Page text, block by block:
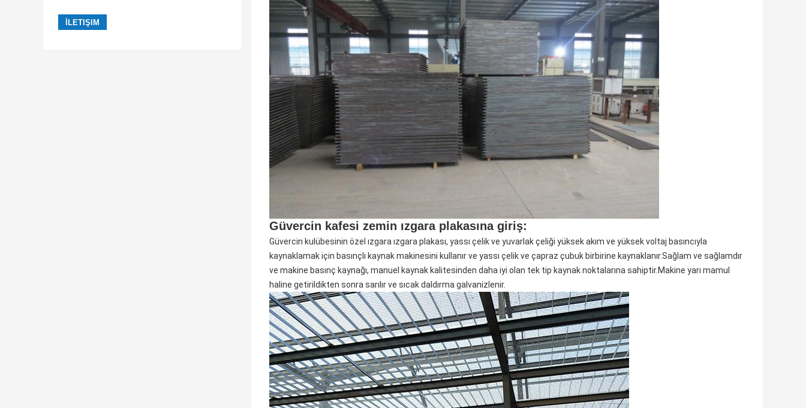
Güvercin kafesi zemin ızgara plakasına giriş:
Güvercin kulübesinin özel ızgara ızgara plakası, yassı çelik ve yuvarlak çeliği yüksek akım ve yüksek voltaj basıncıyla
kaynaklamak için basınçlı kaynak makinesini kullanır ve yassı çelik ve çapraz çubuk birbirine kaynaklanır.Sağlam ve sağlamdır
ve makine basınç kaynağı, manuel kaynak kalitesinden daha iyi olan tek tip kaynak noktalarına sahiptir.Makine yarı mamul
haline getirildikten sonra sarılır ve sıcak daldırma galvanizlenir.